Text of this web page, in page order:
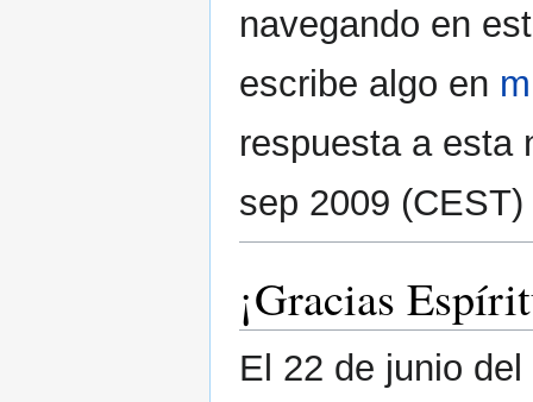
navegando en
escribe algo en
respuesta a
sep 2009 (CEST)
¡Gracias
El 22 de junio